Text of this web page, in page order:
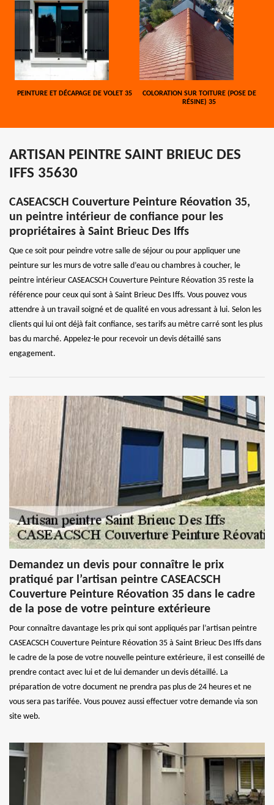
PEINTURE ET DÉCAPAGE DE VOLET 35
COLORATION SUR TOITURE (POSE DE
RÉSINE) 35
ARTISAN PEINTRE SAINT BRIEUC DES
IFFS 35630
CASEACSCH Couverture Peinture Réovation 35,
un peintre intérieur de confiance pour les
propriétaires à Saint Brieuc Des Iffs
Que ce soit pour peindre votre salle de séjour ou pour appliquer une
peinture sur les murs de votre salle d’eau ou chambres à coucher, le
peintre intérieur CASEACSCH Couverture Peinture Réovation 35 reste la
référence pour ceux qui sont à Saint Brieuc Des Iffs. Vous pouvez vous
attendre à un travail soigné et de qualité en vous adressant à lui. Selon les
clients qui lui ont déjà fait confiance, ses tarifs au mètre carré sont les plus
bas du marché. Appelez-le pour recevoir un devis détaillé sans
engagement.
Demandez un devis pour connaître le prix
pratiqué par l’artisan peintre CASEACSCH
Couverture Peinture Réovation 35 dans le cadre
de la pose de votre peinture extérieure
Pour connaître davantage les prix qui sont appliqués par l’artisan peintre
CASEACSCH Couverture Peinture Réovation 35 à Saint Brieuc Des Iffs dans
le cadre de la pose de votre nouvelle peinture extérieure, il est conseillé de
prendre contact avec lui et de lui demander un devis détaillé. La
préparation de votre document ne prendra pas plus de 24 heures et ne
vous sera pas tarifée. Vous pouvez aussi effectuer votre demande via son
site web.